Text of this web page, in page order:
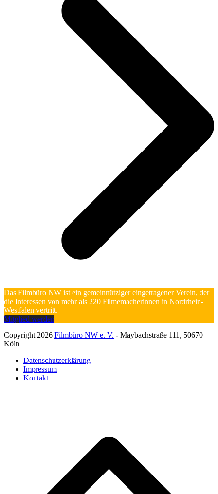
Das Filmbüro NW ist ein gemeinnütziger eingetragener Verein, der
die Interessen von mehr als 220 Filmemacherinnen in Nordrhein-
Westfalen vertritt.
Mitglied werden
Copyright 2026 Filmbüro NW e. V. - Maybachstraße 111, 50670
Köln
Datenschutzerklärung
Impressum
Kontakt